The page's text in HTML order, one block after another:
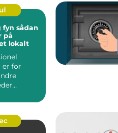
på
lokalt
er for